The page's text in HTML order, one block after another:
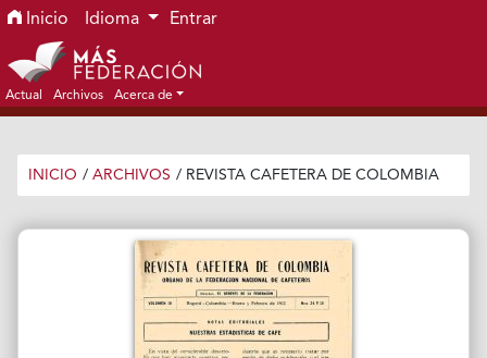
Ir al menú de navegación principal
Ir al contenido principal
Ir al pie de página del sitio
Inicio Idioma Entrar
Actual Archivos Acerca de
INICIO / ARCHIVOS / REVISTA CAFETERA DE COLOMBIA